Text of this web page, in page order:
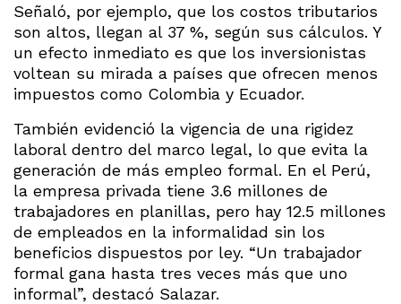
Señaló, por ejemplo, que los costos tributarios
son altos, llegan al 37 %, según sus cálculos. Y
un efecto inmediato es que los inversionistas
voltean su mirada a países que ofrecen menos
impuestos como Colombia y Ecuador.
También evidenció la vigencia de una rigidez
laboral dentro del marco legal, lo que evita la
generación de más empleo formal. En el Perú,
la empresa privada tiene 3.6 millones de
trabajadores en planillas, pero hay 12.5 millones
de empleados en la informalidad sin los
beneficios dispuestos por ley. “Un trabajador
formal gana hasta tres veces más que uno
informal”, destacó Salazar.